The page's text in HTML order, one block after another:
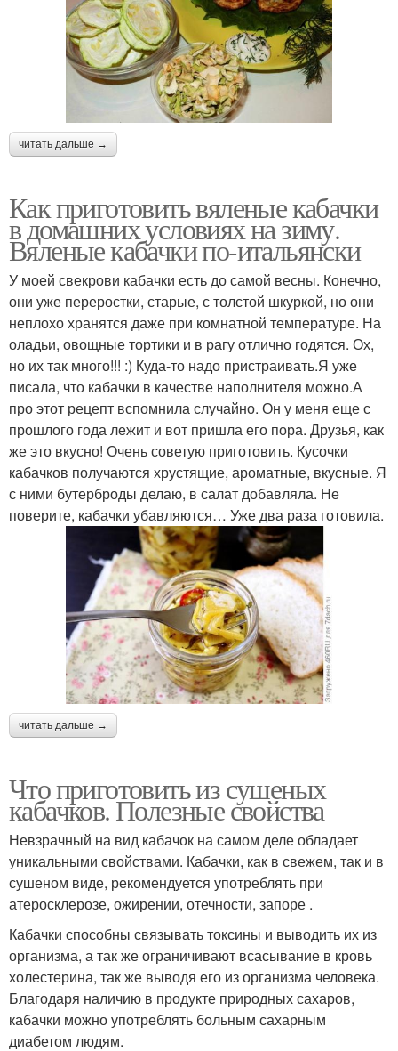
читать дальше →
Как приготовить вяленые кабачки
в домашних условиях на зиму.
Вяленые кабачки по-итальянски
У моей свекрови кабачки есть до самой весны. Конечно,
они уже переростки, старые, с толстой шкуркой, но они
неплохо хранятся даже при комнатной температуре. На
оладьи, овощные тортики и в рагу отлично годятся. Ох,
но их так много!!! :) Куда-то надо пристраивать.Я уже
писала, что кабачки в качестве наполнителя можно.А
про этот рецепт вспомнила случайно. Он у меня еще с
прошлого года лежит и вот пришла его пора. Друзья, как
же это вкусно! Очень советую приготовить. Кусочки
кабачков получаются хрустящие, ароматные, вкусные. Я
с ними бутерброды делаю, в салат добавляла. Не
поверите, кабачки убавляются… Уже два раза готовила.
читать дальше →
Что приготовить из сушеных
кабачков. Полезные свойства
Невзрачный на вид кабачок на самом деле обладает
уникальными свойствами. Кабачки, как в свежем, так и в
сушеном виде, рекомендуется употреблять при
атеросклерозе, ожирении, отечности, запоре .
Кабачки способны связывать токсины и выводить их из
организма, а так же ограничивают всасывание в кровь
холестерина, так же выводя его из организма человека.
Благодаря наличию в продукте природных сахаров,
кабачки можно употреблять больным сахарным
диабетом людям.